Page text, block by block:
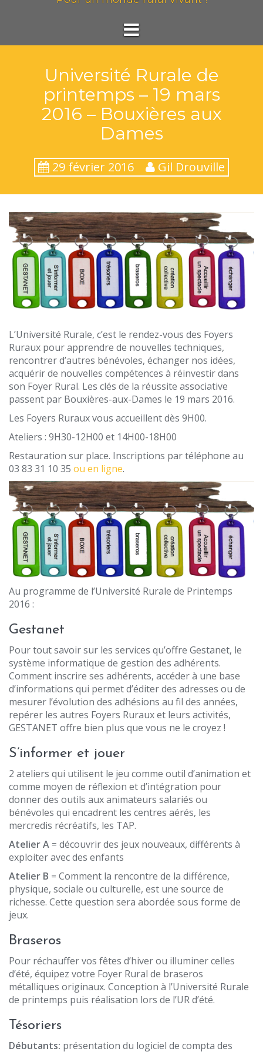
Université Rurale de
printemps – 19 mars
2016 – Bouxières aux
Dames
29 février 2016 Gil Drouville
L’Université Rurale, c’est le rendez-vous des Foyers
Ruraux pour apprendre de nouvelles techniques,
rencontrer d’autres bénévoles, échanger nos idées,
acquérir de nouvelles compétences à réinvestir dans
son Foyer Rural. Les clés de la réussite associative
passent par Bouxières-aux-Dames le 19 mars 2016.
Les Foyers Ruraux vous accueillent dès 9H00.
Ateliers : 9H30-12H00 et 14H00-18H00
Restauration sur place. Inscriptions par téléphone au
03 83 31 10 35 ou en ligne.
Au programme de l’Université Rurale de Printemps
2016 :
Gestanet
Pour tout savoir sur les services qu’offre Gestanet, le
système informatique de gestion des adhérents.
Comment inscrire ses adhérents, accéder à une base
d’informations qui permet d’éditer des adresses ou de
mesurer l’évolution des adhésions au fil des années,
repérer les autres Foyers Ruraux et leurs activités,
GESTANET offre bien plus que vous ne le croyez !
S’informer et jouer
2 ateliers qui utilisent le jeu comme outil d’animation et
comme moyen de réflexion et d’intégration pour
donner des outils aux animateurs salariés ou
bénévoles qui encadrent les centres aérés, les
mercredis récréatifs, les TAP.
Atelier A = découvrir des jeux nouveaux, différents à
exploiter avec des enfants
Atelier B = Comment la rencontre de la différence,
physique, sociale ou culturelle, est une source de
richesse. Cette question sera abordée sous forme de
jeux.
Braseros
Pour réchauffer vos fêtes d’hiver ou illuminer celles
d’été, équipez votre Foyer Rural de braseros
métalliques originaux. Conception à l’Université Rurale
de printemps puis réalisation lors de l’UR d’été.
Tésoriers
Débutants: présentation du logiciel de compta des